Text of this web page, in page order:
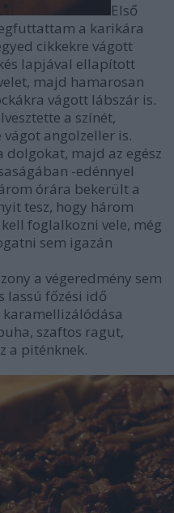
Első
a karikára
cikkekre vágott
lapjával ellapított
majd hamarosan
vágott lábszár is.
a színét,
angolzeller is.
dolgokat, majd az egész
-edénnyel
órára bekerült a
tesz, hogy három
foglalkozni vele, még
sem igazán
a végeredmény sem
lassú főzési idő
szaftos ragut,
a piténknek.